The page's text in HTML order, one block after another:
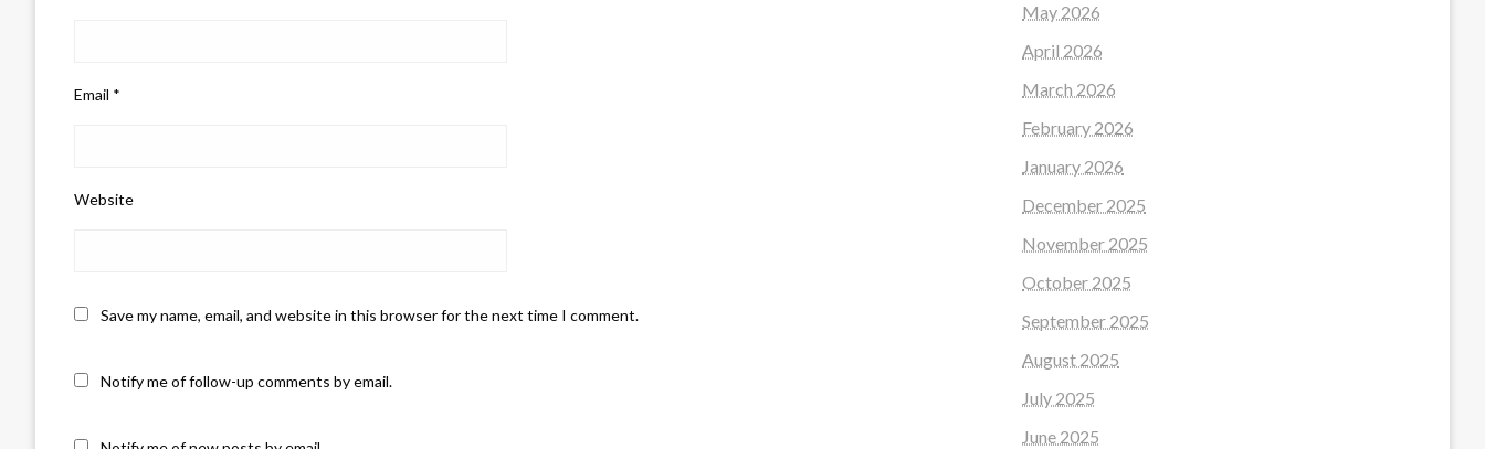
Email *
Website
Save my name, email, and website in this browser for the next time I comment.
Notify me of follow-up comments by email.
May 2026
April 2026
March 2026
February 2026
January 2026
December 2025
November 2025
October 2025
September 2025
August 2025
July 2025
June 2025